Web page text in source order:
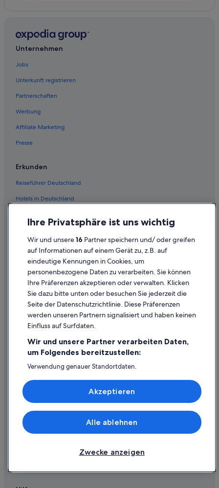
Unternehmen
Jobs
Unterkunft registrieren
Partnerschaften
Werbung
Affiliate Marketing
Presse
Erkunden
Reiseführer Deutschland
Hotels in Deutschland
Städtereisen Deutschland
Mietwagen Deutschland
Alle Unterkunftsarten
Prämien mit One Key
Richtlinien
Allgemeine Geschäftsbedingungen (ausgenommen FeWo-direkt-
Buchungen)
Allgemeine Geschäftsbedingungen für One Key™
Allgemeine Geschäftsbedingungen von FeWo-direkt
Barrierefreiheit
Datenschutz
Cookies
Rechtliche Hinweise/Kontakt
Ihre Privatsphäre ist uns wichtig
Wir und unsere16 Partner speichern und/ oder greifen
auf Informationen auf einem Gerät zu, z.B. auf
eindeutige Kennungen in Cookies, um
personenbezogene Daten zu verarbeiten. Sie können
Ihre Präferenzen akzeptieren oder verwalten. Klicken
Sie dazu bitte unten oder besuchen Sie jederzeit die
Seite der Datenschutzrichtlinie. Diese Präferenzen
werden unseren Partnern signalisiert und haben keinen
Einfluss auf Surfdaten.
Wir und unsere Partner verarbeiten Daten,
um Folgendes bereitzustellen:
Verwendung genauer Standortdaten.
Speichern von oder Zugriff auf Informationen auf einem
Endgerät. Personalisierte Werbung und Inhalte, Messung
von Werbeleistung und der Performance von Inhalten,
Liste der Partner (Lieferanten)
Zwecke anzeigen
Alle ablehnen
Akzeptieren